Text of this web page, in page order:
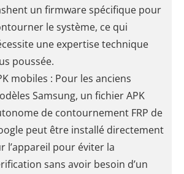
un firmware spécifique pour
le système, ce qui
une expertise technique
poussée.
mobiles : Pour les anciens
Samsung, un fichier APK
de contournement FRP de
peut être installé directement
l’appareil pour éviter la
sans avoir besoin d’un